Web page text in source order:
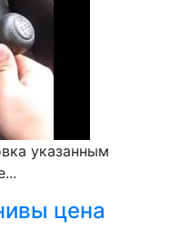
указанным
цена